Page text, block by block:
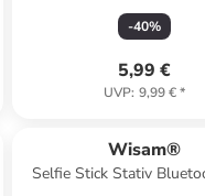
-40%
5,99 €
UVP: 9,99 €*
Wisam®
Selfie Stick Stativ